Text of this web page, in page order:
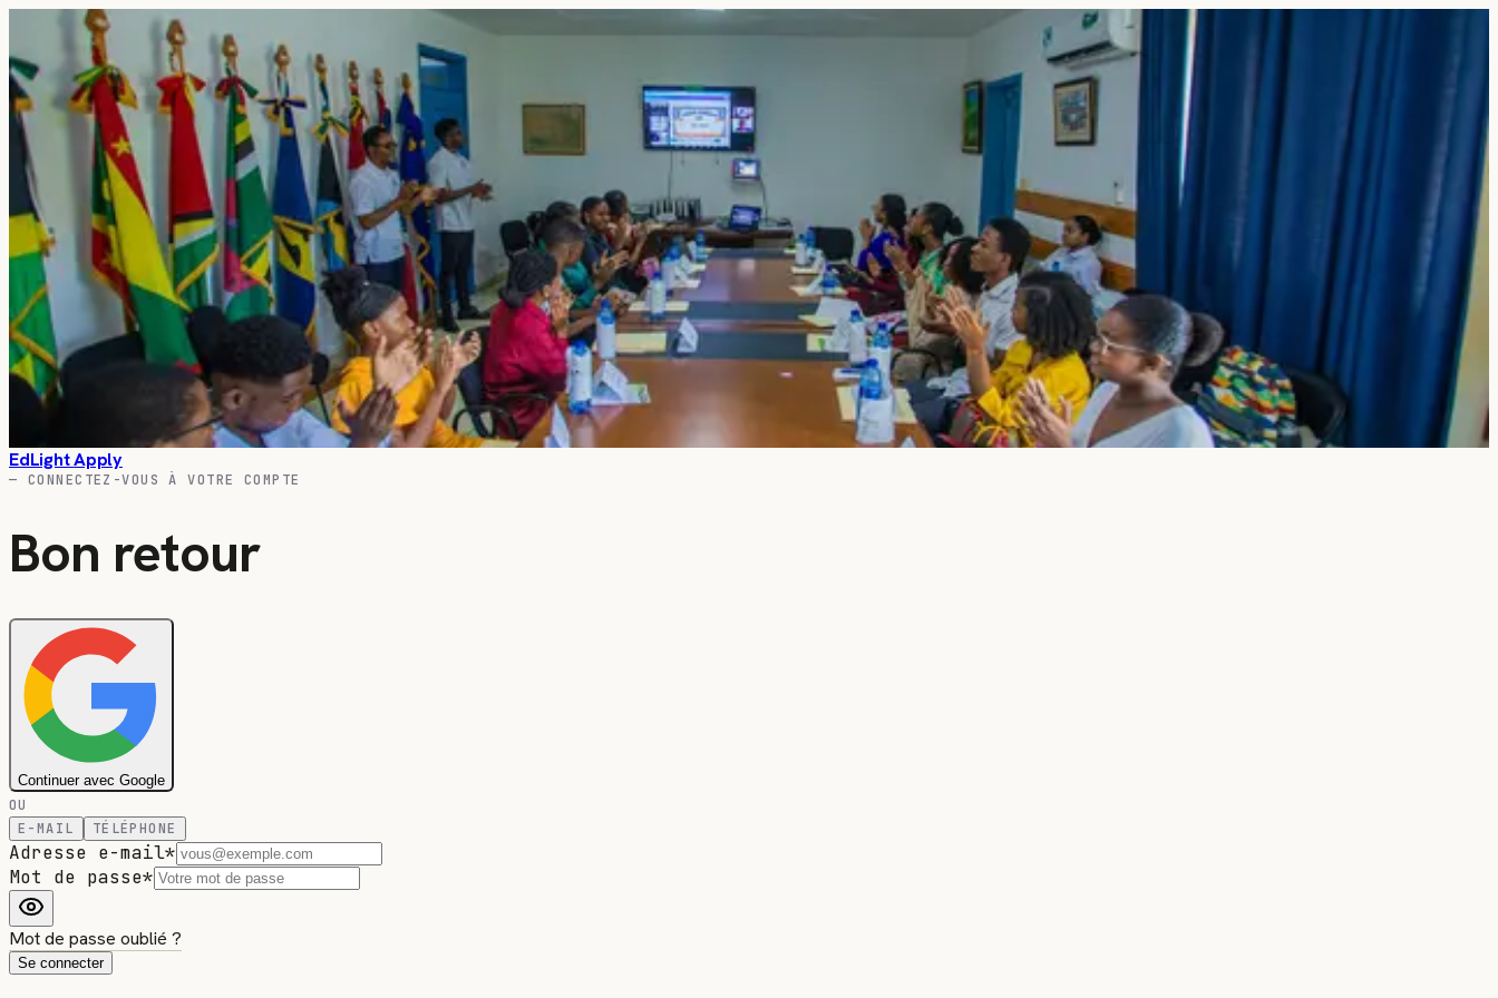
EdLight Apply
—BON RETOUR
Reprenez là où vous vous êtes arrêté.
Votre compte EdLight regroupe tout votre parcours d'études en un seul endroit.
Sauvegardez et comparez bourses et universités
02
Poursuivez votre candidature ESLP ou autre programme
03Construisez votre Passeport de candidature réutilisable
04
Suivez chaque échéance et chaque document requis
05
Recevez des recommandations personnalisées au fil du temps
EDLIGHT APPLY · COHORTE 2026
EdLightApply
— CONNECTEZ-VOUS À VOTRE COMPTE
Bon retour
Continuer avec Google
OU
E-MAIL
TÉLÉPHONE
Adresse e-mail*
Mot de passe*
Mot de passe oublié ?
Se connecter